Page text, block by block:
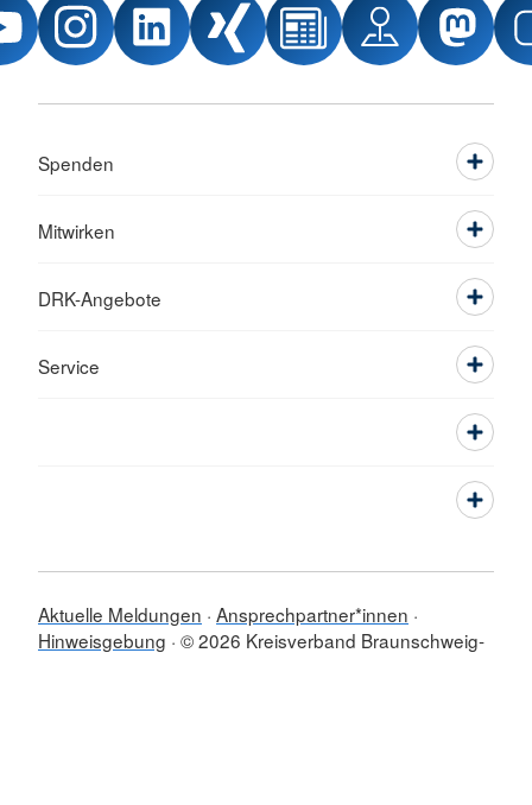
Spenden
Mitwirken
DRK-Angebote
Service
Aktuelle Meldungen Ansprechpartner*innen
Hinweisgebung © 2026 Kreisverband Braunschweig-